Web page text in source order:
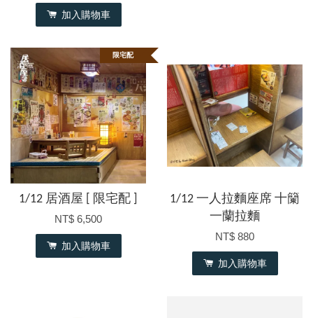
加入購物車
限宅配
1/12 居酒屋 [ 限宅配 ]
NT$ 6,500
加入購物車
1/12 一人拉麵座席 十籣
一蘭拉麵
NT$ 880
加入購物車